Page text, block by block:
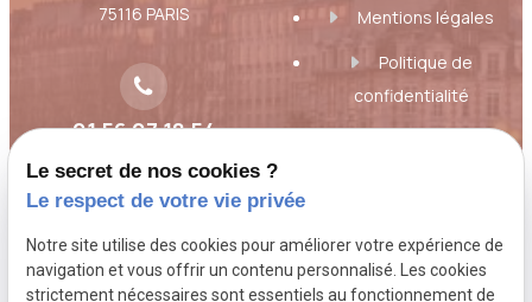
75116 PARIS
01 56 07 18 54
Mentions légales
Politique de
confidentialité
Gestion des cookies
A propos
Toujours à l'écoute des besoins et des
Le secret de nos cookies ?
Le respect de votre vie privée
Notre site utilise des cookies pour améliorer votre expérience de
navigation et vous offrir un contenu personnalisé. Les cookies
strictement nécessaires sont essentiels au fonctionnement de